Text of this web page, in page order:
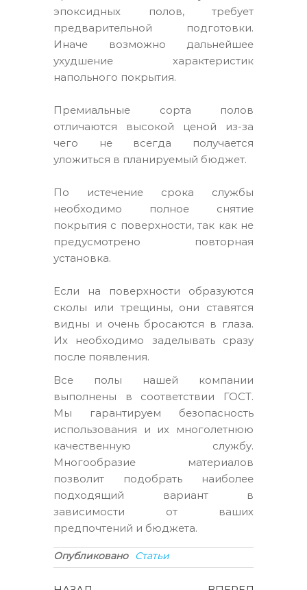
эпоксидных полов, требует
предварительной подготовки.
Иначе возможно дальнейшее
ухудшение характеристик
напольного покрытия.
Премиальные сорта полов
отличаются высокой ценой из-за
чего не всегда получается
уложиться в планируемый бюджет.
По истечение срока службы
необходимо полное снятие
покрытия с поверхности, так как не
предусмотрено повторная
установка.
Если на поверхности образуются
сколы или трещины, они ставятся
видны и очень бросаются в глаза.
Их необходимо заделывать сразу
после появления.
Все полы нашей компании
выполнены в соответствии ГОСТ.
Мы гарантируем безопасность
использования и их многолетнюю
качественную службу.
Многообразие материалов
позволит подобрать наиболее
подходящий вариант в
зависимости от ваших
предпочтений и бюджета.
Опубликовано Статьи